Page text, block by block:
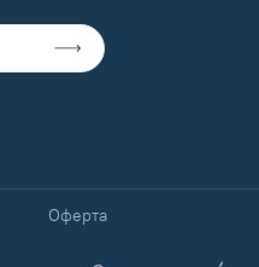
Оферта